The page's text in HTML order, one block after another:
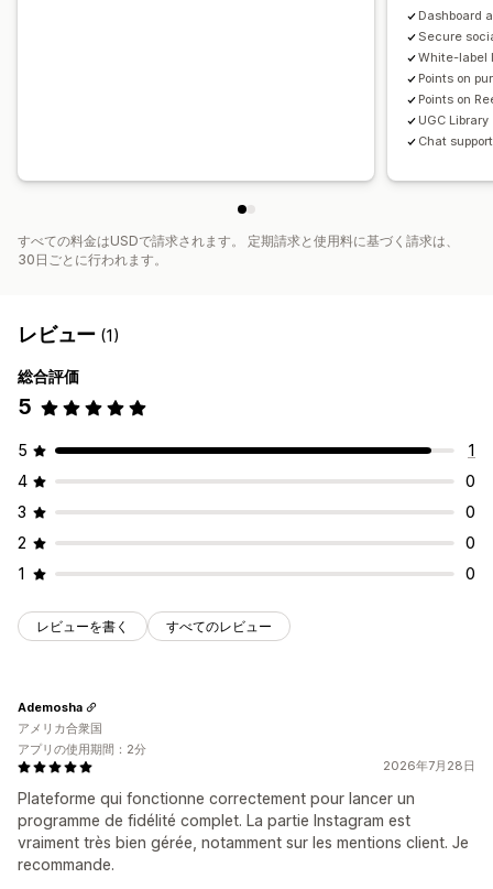
Dashboard
Secure
White-label
Points on
Points on
UGC Library
Chat support
すべての料金はUSDで請求されます。 定期請求と使用料に基づく請求は、
30日ごとに行われます。
レビュー (1)
総合評価
5
5
1
4
0
3
0
2
0
1
0
レビューを書く すべてのレビュー
2026年7月28日
Plateforme qui fonctionne correctement pour lancer un
programme de fidélité complet. La partie Instagram est
vraiment très bien gérée, notamment sur les mentions client. Je
recommande.
Ademosha
アメリカ合衆国
アプリの使用期間：2分